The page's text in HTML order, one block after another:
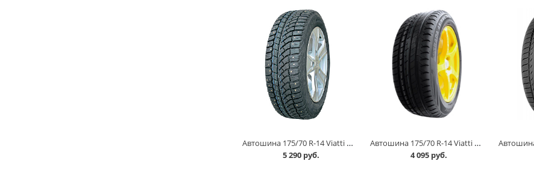
Автошина 175/70 R-14 Viatti Brina Nordico V-522 84T шип в Омске
5 290 руб.
Автошина 175/70 R-14 Viatti Strada Asimmetrico (V-130) 84H в Омске
4 095 руб.